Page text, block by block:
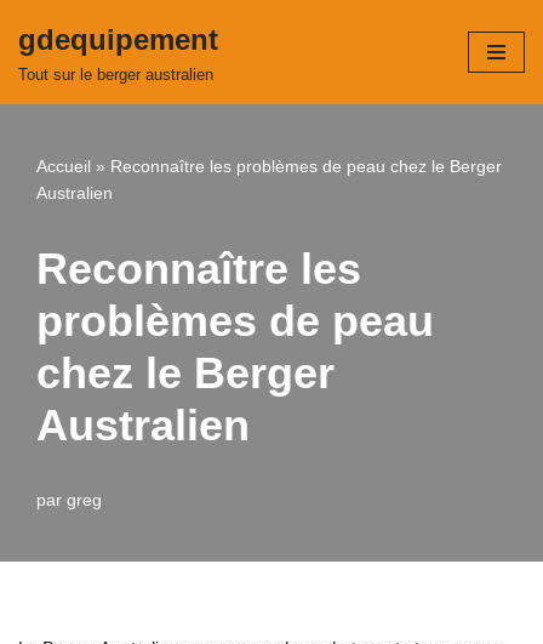
Aller
gdequipement
Tout sur le berger australien
Accueil » Reconnaître les problèmes de peau chez le Berger
Australien
Reconnaître les
problèmes de peau
chez le Berger
Australien
par greg